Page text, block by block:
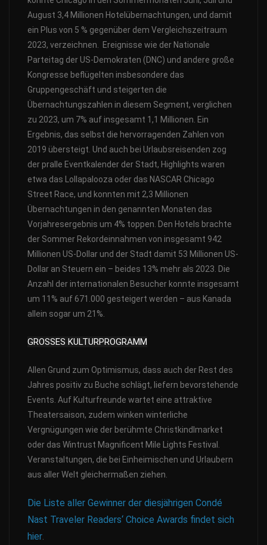
August 3,4 Millionen Hotelübernachtungen, und damit
ein Plus von 5 % gegenüber dem Vergleichszeitraum
2023, verzeichnen. Ereignisse wie der Nationale
Parteitag der US-Demokraten (DNC) und andere große
Kongresse beflügelten insbesondere das
Gruppengeschäft und steigerten die
Übernachtungszahlen in diesem Segment, verglichen
zu 2023, um 7% auf insgesamt 1,1 Millionen. Ein
Ergebnis, das selbst die hervorragenden Zahlen von
2019 übersteigt. Und auch bei Urlaubsreisenden zog
der pralle Eventkalender der Stadt, Highlights waren
etwa das Lollapalooza oder das NASCAR Chicago
Street Race, und konnten mit 2,3 Millionen
Übernachtungen in den genannten Monaten das
Vorjahresergebnis um 4% toppen. Den Hotels brachte
der Sommer Rekordeinnahmen von insgesamt 942
Millionen US-Dollar und der Stadt damit 53 Millionen US-
Dollar an Steuern ein – beides 13% mehr als 2023. Die
Anzahl der internationalen Besucher konnte insgesamt
um 11% auf 671.000 gesteigert werden – aus Kanada
allein sogar um 21%.
GROSSES KULTURPROGRAMM
Allen Grund zum Optimismus, dass auch der Rest des
Jahres positiv zu Buche schlägt, liefern bevorstehende
Events. Auf Kulturfreunde wartet eine attraktive
Theatersaison, zudem winken winterliche
Vergnügungen wie der berühmte Christkindlmarket
oder das Wintrust Magnificent Mile Lights Festival.
Veranstaltungen, die bei Einheimischen und Urlaubern
aus aller Welt gleichermaßen ziehen.
Die Liste aller Gewinner der diesjährigen Condé
Nast Traveler Readers‘ Choice Awards findet sich
hier.